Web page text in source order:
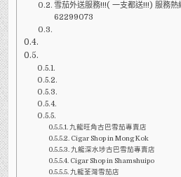
雪茄外送服務!!!( 一支都送!!!) 服務
62299073
九龍旺角古巴雪茄專賣店
Cigar Shop in Mong Kok
九龍深水埗古巴雪茄專賣店
Cigar Shop in Shamshuipo
九龍荃灣雪茄店